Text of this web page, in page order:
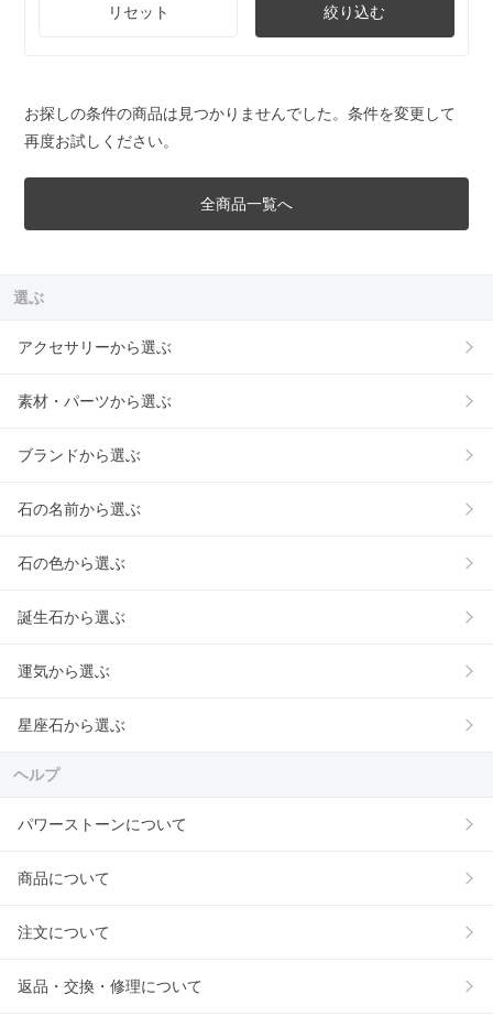
リセット 絞り込む
お探しの条件の商品は見つかりませんでした。条件を変更して
再度お試しください。
全商品一覧へ
選ぶ
アクセサリーから選ぶ
素材・パーツから選ぶ
ブランドから選ぶ
石の名前から選ぶ
石の色から選ぶ
誕生石から選ぶ
運気から選ぶ
星座石から選ぶ
ヘルプ
パワーストーンについて
商品について
注文について
返品・交換・修理について